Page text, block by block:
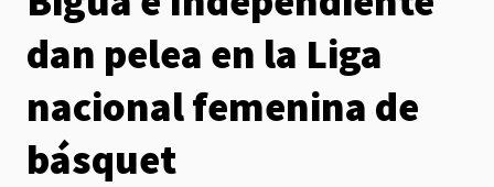
dan pelea en la Liga
nacional femenina de
básquet